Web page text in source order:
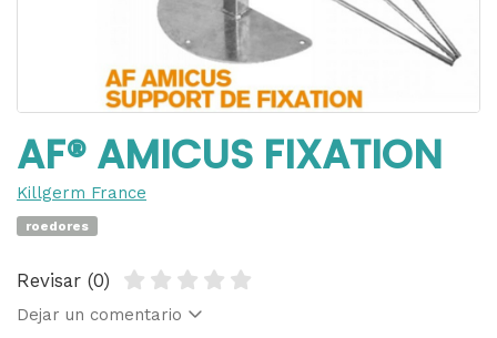
AF® AMICUS FIXATION
Killgerm France
roedores
Revisar (0)
Dejar un comentario